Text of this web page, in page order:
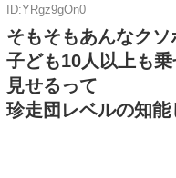
ID:YRgz9gOn0
そもそもあんなクソ
子ども10人以上も
見せるって
珍走団レベルの知